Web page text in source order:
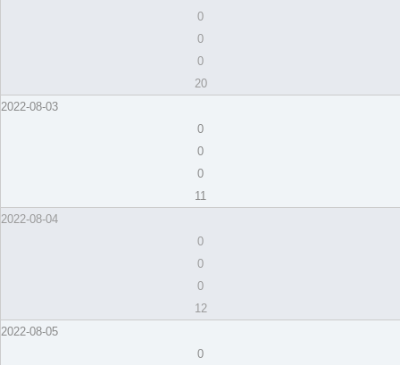
0
0
0
20
2022-08-03
0
0
0
11
2022-08-04
0
0
0
12
2022-08-05
0